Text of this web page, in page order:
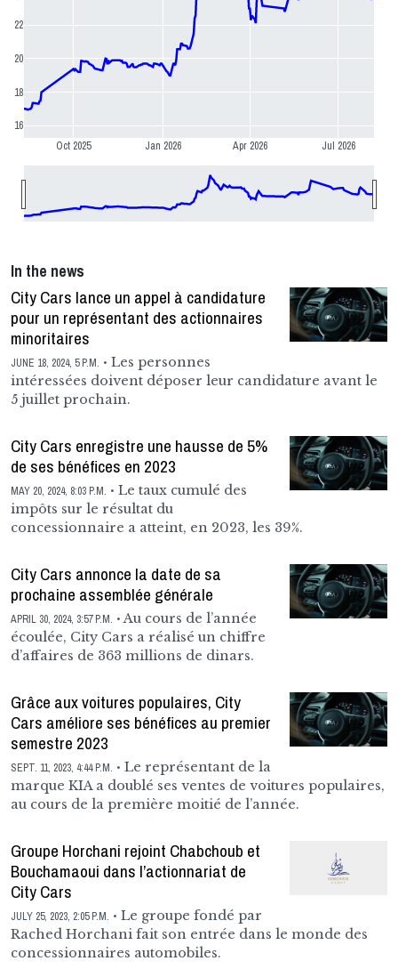
Oct 2025 Jan 2026 Apr 2026 Jul 2026
16
18
20
22
In the news
City Cars lance un appel à candidature
pour un représentant des actionnaires
minoritaires
JUNE 18, 2024, 5 P.M.
Les personnes
intéressées doivent déposer leur candidature avant le
5 juillet prochain.
City Cars enregistre une hausse de 5%
de ses bénéfices en 2023
MAY 20, 2024, 8:03 P.M.
Le taux cumulé des
impôts sur le résultat du
concessionnaire a atteint, en 2023, les 39%.
City Cars annonce la date de sa
prochaine assemblée générale
APRIL 30, 2024, 3:57 P.M.
Au cours de l’année
écoulée, City Cars a réalisé un chiffre
d’affaires de 363 millions de dinars.
Grâce aux voitures populaires, City
Cars améliore ses bénéfices au premier
semestre 2023
SEPT. 11, 2023, 4:44 P.M.
Le représentant de la
marque KIA a doublé ses ventes de voitures populaires,
au cours de la première moitié de l’année.
Groupe Horchani rejoint Chabchoub et
Bouchamaoui dans l’actionnariat de
City Cars
JULY 25, 2023, 2:05 P.M.
Le groupe fondé par
Rached Horchani fait son entrée dans le monde des
concessionnaires automobiles.